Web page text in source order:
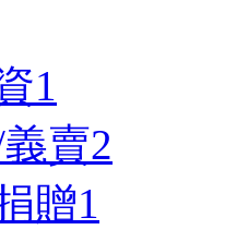
1
賣2
贈1